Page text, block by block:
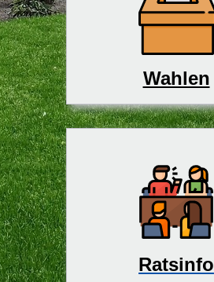
Wahlen
Ratsinfo